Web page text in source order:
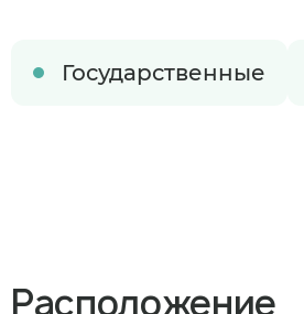
Государственные
Расположение